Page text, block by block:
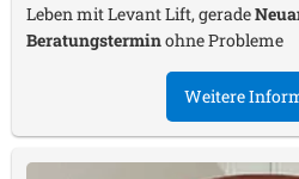
Leben mit Levant Lift, gerade
Beratungsterminohne Probleme
Weitere